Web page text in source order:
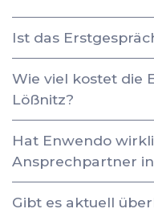
Ist das
Wie viel kostet die
Lößnitz?
Hat Enwendo
Ansprechpartner
Gibt es aktuell